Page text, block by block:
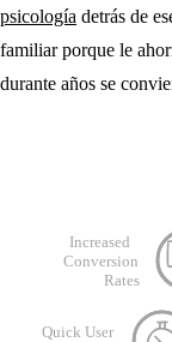
psicología detrás de
familiar porque le
durante años se